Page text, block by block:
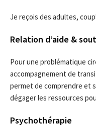
Je reçois des adultes,
Relation d’aide &
Pour une problématique
accompagnement de
permet de comprendre et
dégager les ressources
Psychothérapie